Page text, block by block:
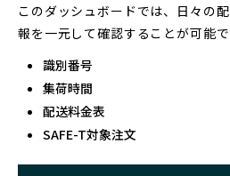
このダッシュボードでは、日々の
報を一元して確認することが可能で
識別番号
集荷時間
配送料金表
SAFE-T対象注文